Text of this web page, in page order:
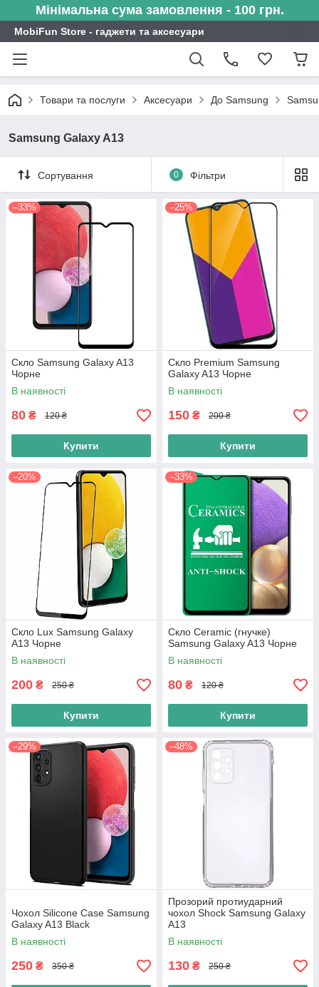
Мінімальна сума замовлення - 100 грн.
MobiFun Store - гаджети та аксесуари
Товари та послуги Аксесуари До Samsung
Samsung Galaxy A13
Сортування 0 Фільтри
–33%
Скло Samsung Galaxy A13
Чорне
В наявності
80 ₴ 120 ₴
Купити
–25%
Скло Premium Samsung
Galaxy A13 Чорне
В наявності
150 ₴ 200 ₴
Купити
–20%
Скло Lux Samsung Galaxy
A13 Чорне
В наявності
200 ₴ 250 ₴
Купити
–33%
Скло Ceramic (гнучке)
Samsung Galaxy A13 Чорне
В наявності
80 ₴ 120 ₴
Купити
–29%
Чохол Silicone Case Samsung
Galaxy A13 Black
В наявності
250 ₴ 350 ₴
–48%
Прозорий протиударний
чохол Shock Samsung Galaxy
A13
В наявності
130 ₴ 250 ₴